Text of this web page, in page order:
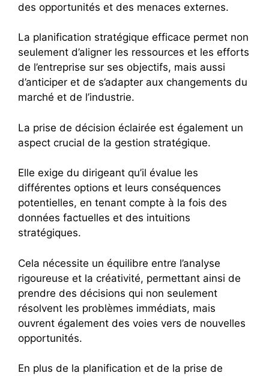
des opportunités et des menaces externes.
La planification stratégique efficace permet non
seulement d’aligner les ressources et les efforts
de l’entreprise sur ses objectifs, mais aussi
d’anticiper et de s’adapter aux changements du
marché et de l’industrie.
La prise de décision éclairée est également un
aspect crucial de la gestion stratégique.
Elle exige du dirigeant qu’il évalue les
différentes options et leurs conséquences
potentielles, en tenant compte à la fois des
données factuelles et des intuitions
stratégiques.
Cela nécessite un équilibre entre l’analyse
rigoureuse et la créativité, permettant ainsi de
prendre des décisions qui non seulement
résolvent les problèmes immédiats, mais
ouvrent également des voies vers de nouvelles
opportunités.
En plus de la planification et de la prise de